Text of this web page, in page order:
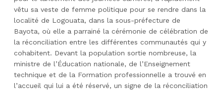
vêtu sa veste de femme politique pour se rendre dans la
localité de Logouata, dans la sous-préfecture de
Bayota, où elle a parrainé la cérémonie de célébration de
la réconciliation entre les différentes communautés qui y
cohabitent. Devant la population sortie nombreuse, la
ministre de l’Éducation nationale, de l’Enseignement
technique et de la Formation professionnelle a trouvé en
l’accueil qui lui a été réservé, un signe de la réconciliation